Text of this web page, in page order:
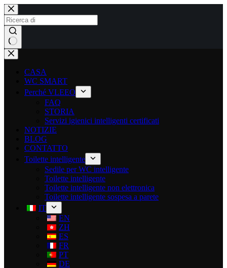
CASA
WC SMART
Perché VLEEO
FAQ
STORIA
Servizi igienici intelligenti certificati
NOTIZIE
BLOG
CONTATTO
Toilette intelligente
Sedile per WC intelligente
Toilette intelligente
Toilette intelligente non elettronica
Toilette intelligente sospesa a parete
IT
EN
ZH
ES
FR
PT
DE